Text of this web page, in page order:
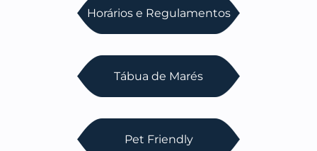
Horários e Regulamentos
Tábua de Marés
Pet Friendly